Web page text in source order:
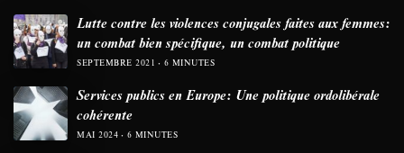
Lutte contre les violences conjugales faites aux femmes:
un combat bien spécifique, un combat politique
SEPTEMBRE 2021 6 MINUTES
Services publics en Europe: Une politique ordolibérale
cohérente
MAI 2024 6 MINUTES